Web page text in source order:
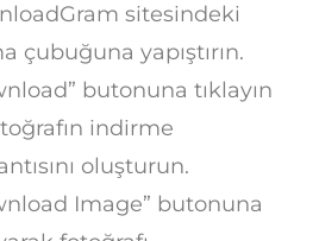
sitesindeki
çubuğuna yapıştırın.
butonuna tıklayın
indirme
oluşturun.
Image” butonuna